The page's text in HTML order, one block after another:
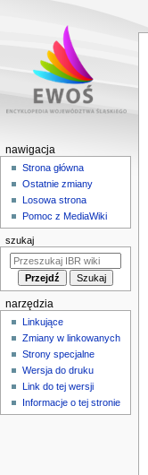
M
n
a
w
i
g
nawigacja
Strona główna
Ostatnie zmiany
Losowa strona
Pomoc z MediaWiki
szukaj
narzędzia
Linkujące
Zmiany w linkowanych
Strony specjalne
Wersja do druku
Link do tej wersji
Informacje o tej stronie